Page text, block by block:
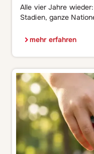
Alle vier Jahre
Stadien, ganze
voller Kehle dem
Die Fußball-
Turnier. Sie ist ein
zusammenbringt wie
mehr erfahren